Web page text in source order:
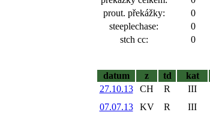
prout. překážky:
0
steeplechase:
0
stch cc:
0
datum
z td kat
27.10.13
CH R III
07.07.13
KV R III